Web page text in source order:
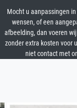
Mocht u aanpassingen
wensen, of een
afbeelding, dan voeren
zonder extra kosten voor
niet contact met